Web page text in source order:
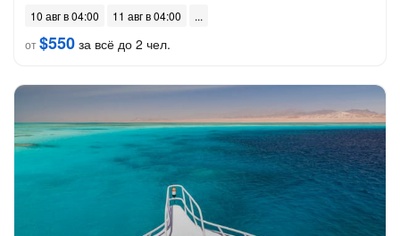
10 авг в 04:00
11 авг в 04:00
от$550 за всё до 2 чел.